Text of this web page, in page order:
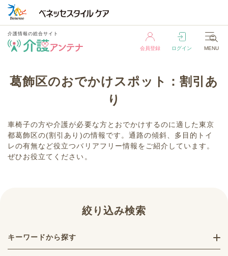
介護情報の総合サイト
会員登録 ログイン MENU
会員登録 ログイン MENU
葛飾区のおでかけスポット：割引あ
り
車椅子の方や介護が必要な方とおでかけするのに適した東京
都葛飾区の(割引あり)の情報です。通路の傾斜、多目的トイ
レの有無など役立つバリアフリー情報をご紹介しています。
ぜひお役立てください。
絞り込み検索
キーワードから探す